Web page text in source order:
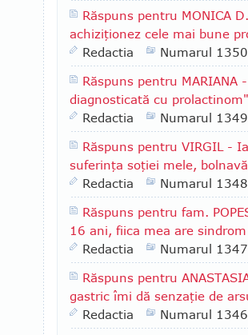
Răspuns pentru MONICA
achiziţionez cele mai bune
Redactia
Numarul 1350
Răspuns pentru
diagnosticată cu prolactinom"
Redactia
Numarul 1349
Răspuns pentru VIRGIL -
suferinţa soţiei mele,
Redactia
Numarul 1348
Răspuns pentru fam.
16 ani, fiica mea are
Redactia
Numarul 1347
Răspuns pentru
gastric îmi dă senzaţie de
Redactia
Numarul 1346